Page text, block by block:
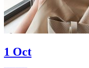
1 Oct